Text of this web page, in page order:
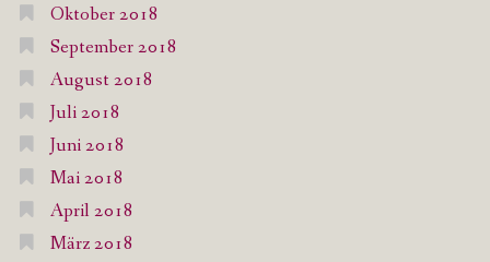
Oktober 2018
September 2018
August 2018
Juli 2018
Juni 2018
Mai 2018
April 2018
März 2018